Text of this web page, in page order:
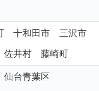
十和田市
三沢市
佐井村 藤崎町
仙台青葉区